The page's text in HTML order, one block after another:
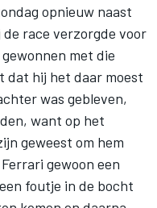
opnieuw naast
race verzorgde voor
met die
dat hij het daar moest
was gebleven,
want op het
geweest om hem
gewoon een
foutje in de bocht